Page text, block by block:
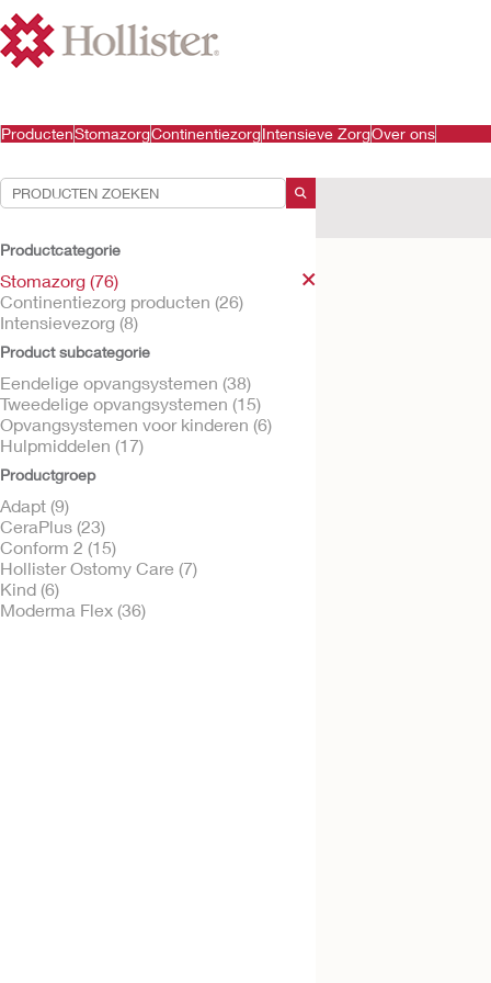
ProductenStomazorgContinentiezorgIntensieve ZorgOver ons
Productcategorie
Stomazorg (76)
Continentiezorg producten (26)
Intensievezorg (8)
Product subcategorie
Eendelige opvangsystemen (38)
Tweedelige opvangsystemen (15)
Opvangsystemen voor kinderen (6)
Hulpmiddelen (17)
Productgroep
Adapt (9)
CeraPlus (23)
Conform 2 (15)
Hollister Ostomy Care (7)
Kind (6)
Moderma Flex (36)